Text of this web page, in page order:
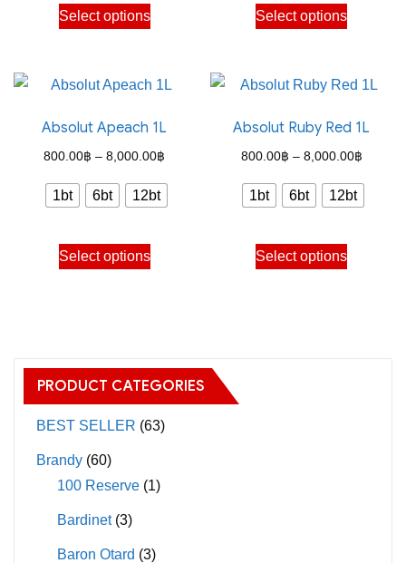
Select options
product
multiple
The
options
be
on
Select options
product
multiple
The
options
be
on
Absolut Apeach 1L
800.00฿ – 8,000.00฿
range:
800.00฿
1bt 6bt 12bt
Select options
This
product
The
options
may
on
product
Absolut Ruby Red 1L
800.00฿ – 8,000.00฿Price
range:
800.00
1bt 6bt 12bt
Select options
This
product
PRODUCT CATEGORIES
BEST SELLER (63)
Brandy (60)
100 Reserve (1)
Bardinet (3)
Baron Otard (3)